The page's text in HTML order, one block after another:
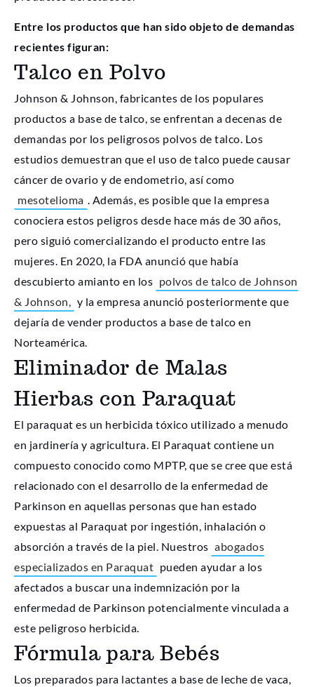
Entre los productos que han sido objeto de demandas
recientes figuran:
Talco en Polvo
Johnson & Johnson, fabricantes de los populares
productos a base de talco, se enfrentan a decenas de
demandas por los peligrosos polvos de talco. Los
estudios demuestran que el uso de talco puede causar
cáncer de ovario y de endometrio, así como
mesotelioma . Además, es posible que la empresa
conociera estos peligros desde hace más de 30 años,
pero siguió comercializando el producto entre las
mujeres. En 2020, la FDA anunció que había
descubierto amianto en los polvos de talco de Johnson
& Johnson, y la empresa anunció posteriormente que
dejaría de vender productos a base de talco en
Norteamérica.
Eliminador de Malas
Hierbas con Paraquat
El paraquat es un herbicida tóxico utilizado a menudo
en jardinería y agricultura. El Paraquat contiene un
compuesto conocido como MPTP, que se cree que está
relacionado con el desarrollo de la enfermedad de
Parkinson en aquellas personas que han estado
expuestas al Paraquat por ingestión, inhalación o
absorción a través de la piel. Nuestros abogados
especializados en Paraquat pueden ayudar a los
afectados a buscar una indemnización por la
enfermedad de Parkinson potencialmente vinculada a
este peligroso herbicida.
Fórmula para Bebés
Los preparados para lactantes a base de leche de vaca,